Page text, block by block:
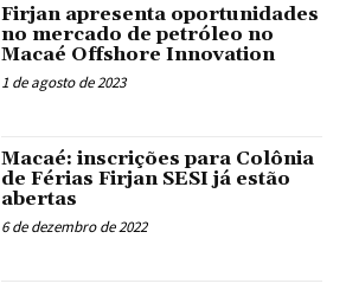
Firjan apresenta oportunidades
no mercado de petróleo no
Macaé Offshore Innovation
1 de agosto de 2023
Macaé: inscrições para Colônia
de Férias Firjan SESI já estão
abertas
6 de dezembro de 2022